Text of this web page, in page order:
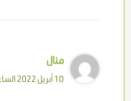
منال
10 أبريل 2022 الساعة 9:55 مساءً